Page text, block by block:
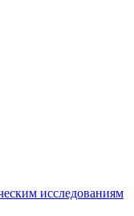
исследованиям